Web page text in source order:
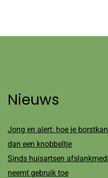
Nieuws
Jong en alert: hoe je
dan een knobbeltje
Sinds huisartsen
neemt gebruik toe